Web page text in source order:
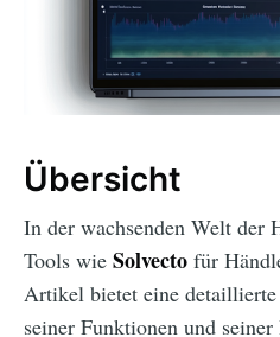
Übersicht
In der wachsenden Welt der
Tools wie Solvecto für
Artikel bietet eine
seiner Funktionen und